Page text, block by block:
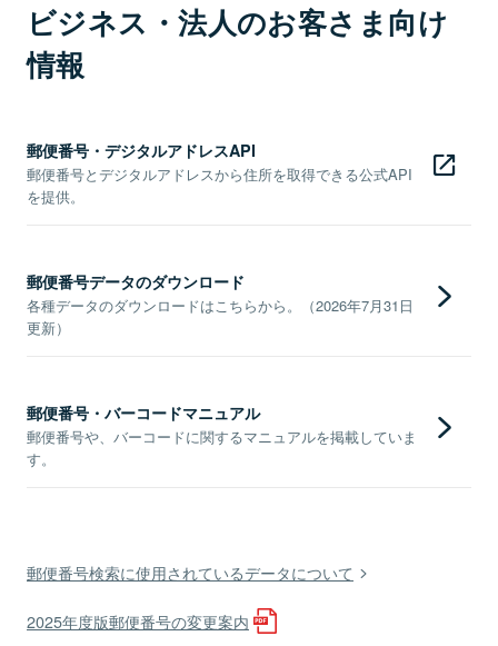
ビジネス・法人のお客さま向け
情報
郵便番号・デジタルアドレスAPI
郵便番号とデジタルアドレスから住所を取得できる公式API
を提供。
郵便番号データのダウンロード
各種データのダウンロードはこちらから。（2026年7月31日
更新）
郵便番号・バーコードマニュアル
郵便番号や、バーコードに関するマニュアルを掲載していま
す。
郵便番号検索に使用されているデータについて
2025年度版郵便番号の変更案内